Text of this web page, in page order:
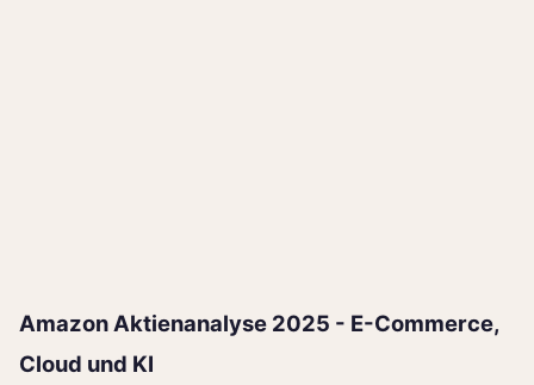
Amazon Aktienanalyse 2025 - E-Commerce,
Cloud und KI